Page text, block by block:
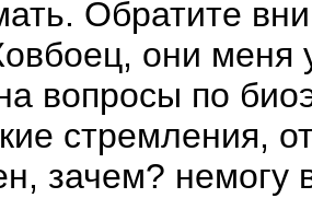
Обратите
они
вопросы по
стремления,
зачем? немогу